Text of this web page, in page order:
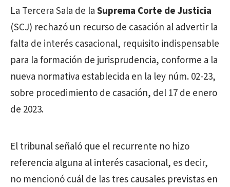
La Tercera Sala de laSuprema Corte de Justicia
(SCJ) rechazó un recurso de casación al advertir la
falta de interés casacional, requisito indispensable
para la formación de jurisprudencia, conforme a la
nueva normativa establecida en la ley núm. 02-23,
sobre procedimiento de casación, del 17 de enero
de 2023.
El tribunal señaló que el recurrente no hizo
referencia alguna al interés casacional, es decir,
no mencionó cuál de las tres causales previstas en